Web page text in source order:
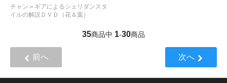
チャン＝ギアによるシェリダンスタ
イルの解説ＤＶＤ（花＆葉）
35商品中 1-30商品
前へ 次へ